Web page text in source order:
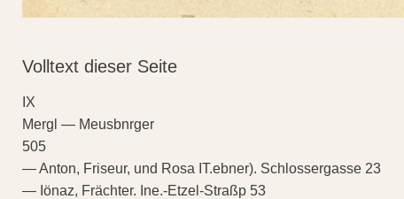
Volltext dieser Seite
IX
Mergl — Meusbnrger
505
— Anton, Friseur, und Rosa IT.ebner). Schlossergasse 23
— Iönaz, Frächter. Ine.-Etzel-Straßp 53